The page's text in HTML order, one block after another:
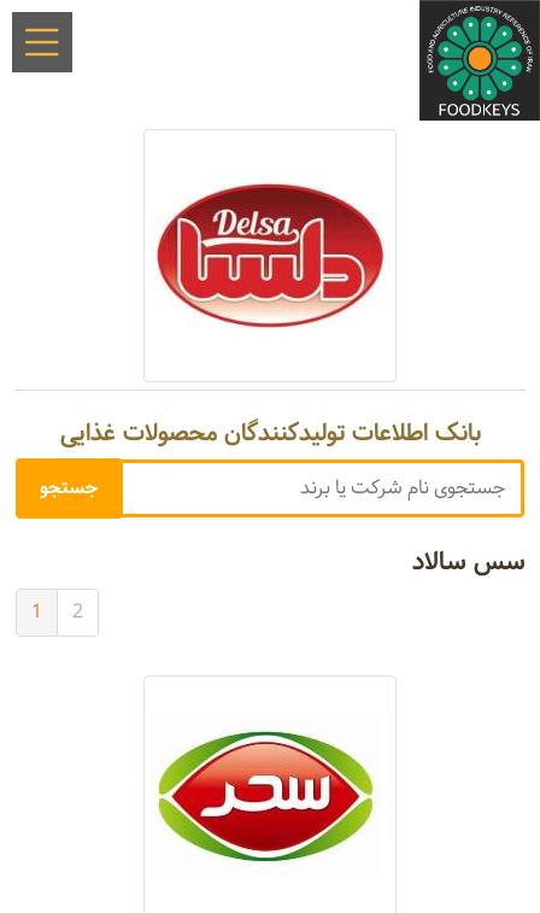
بانک اطلاعات تولیدکنندگان محصولات غذایی
سس سالاد
1 2